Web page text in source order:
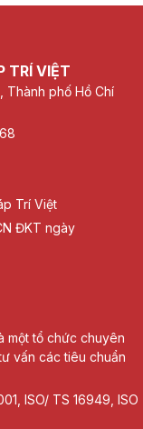
TRÍ VIỆT
Thành phố Hồ Chí
Trí Việt
ĐKT ngày
một tổ chức chuyên
vấn các tiêu chuẩn
ISO/ TS 16949, ISO